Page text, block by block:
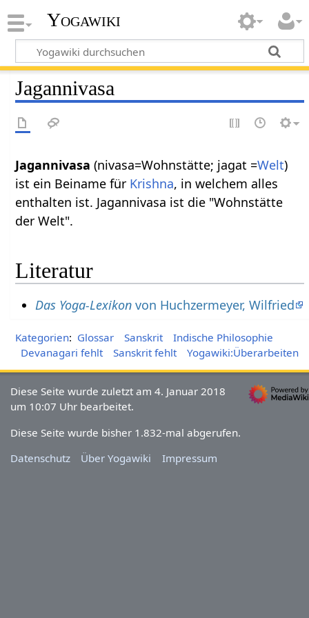
Yogawiki
Jagannivasa
Jagannivasa (nivasa=Wohnstätte; jagat =Welt)
ist ein Beiname für Krishna, in welchem alles
enthalten ist. Jagannivasa ist die "Wohnstätte
der Welt".
Literatur
Das Yoga-Lexikonvon Huchzermeyer, Wilfried
Kategorien: Glossar Sanskrit
Indische Philosophie
Devanagari fehlt
Sanskrit fehlt Yogawiki:Überarbeiten
Diese Seite wurde zuletzt am 4. Januar 2018
um 10:07 Uhr bearbeitet.
Diese Seite wurde bisher 1.832-mal abgerufen.
Datenschutz
Über Yogawiki Impressum